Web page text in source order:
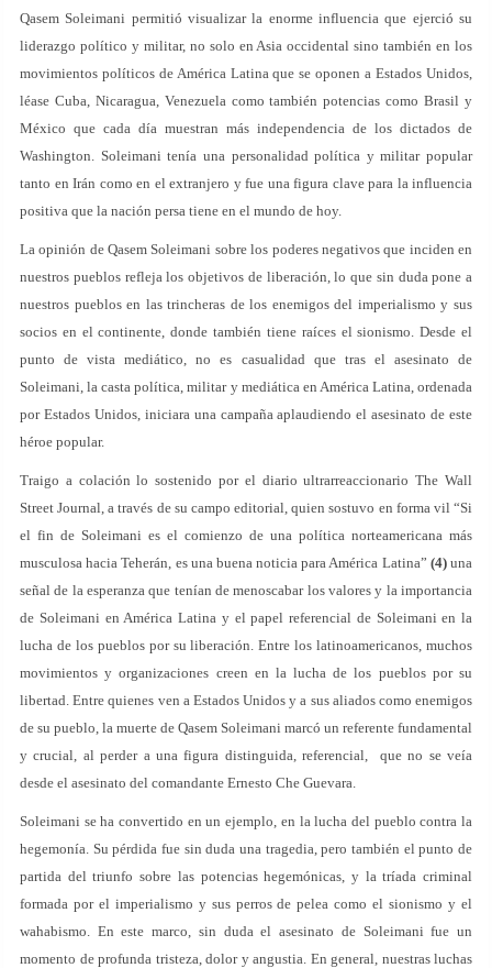
Qasem Soleimani permitió visualizar la enorme influencia que ejerció su
liderazgo político y militar, no solo en Asia occidental sino también en los
movimientos políticos de América Latina que se oponen a Estados Unidos,
léase Cuba, Nicaragua, Venezuela como también potencias como Brasil y
México que cada día muestran más independencia de los dictados de
Washington. Soleimani tenía una personalidad política y militar popular
tanto en Irán como en el extranjero y fue una figura clave para la influencia
positiva que la nación persa tiene en el mundo de hoy.
La opinión de Qasem Soleimani sobre los poderes negativos que inciden en
nuestros pueblos refleja los objetivos de liberación, lo que sin duda pone a
nuestros pueblos en las trincheras de los enemigos del imperialismo y sus
socios en el continente, donde también tiene raíces el sionismo. Desde el
punto de vista mediático, no es casualidad que tras el asesinato de
Soleimani, la casta política, militar y mediática en América Latina, ordenada
por Estados Unidos, iniciara una campaña aplaudiendo el asesinato de este
héroe popular.
Traigo a colación lo sostenido por el diario ultrarreaccionario The Wall
Street Journal, a través de su campo editorial, quien sostuvo en forma vil “Si
el fin de Soleimani es el comienzo de una política norteamericana más
musculosa hacia Teherán, es una buena noticia para América Latina” (4)una
señal de la esperanza que tenían de menoscabar los valores y la importancia
de Soleimani en América Latina y el papel referencial de Soleimani en la
lucha de los pueblos por su liberación. Entre los latinoamericanos, muchos
movimientos y organizaciones creen en la lucha de los pueblos por su
libertad. Entre quienes ven a Estados Unidos y a sus aliados como enemigos
de su pueblo, la muerte de Qasem Soleimani marcó un referente fundamental
y crucial, al perder a una figura distinguida, referencial, que no se veía
desde el asesinato del comandante Ernesto Che Guevara.
Soleimani se ha convertido en un ejemplo, en la lucha del pueblo contra la
hegemonía. Su pérdida fue sin duda una tragedia, pero también el punto de
partida del triunfo sobre las potencias hegemónicas, y la tríada criminal
formada por el imperialismo y sus perros de pelea como el sionismo y el
wahabismo. En este marco, sin duda el asesinato de Soleimani fue un
momento de profunda tristeza, dolor y angustia. En general, nuestras luchas